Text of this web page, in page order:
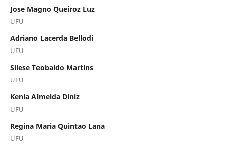
Jose Magno Queiroz Luz
UFU
Adriano Lacerda Bellodi
UFU
Silese Teobaldo Martins
UFU
Kenia Almeida Diniz
UFU
Regina Maria Quintao Lana
UFU